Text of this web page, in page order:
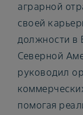
аграрной
своей
должности
Северной
руководил
помогая